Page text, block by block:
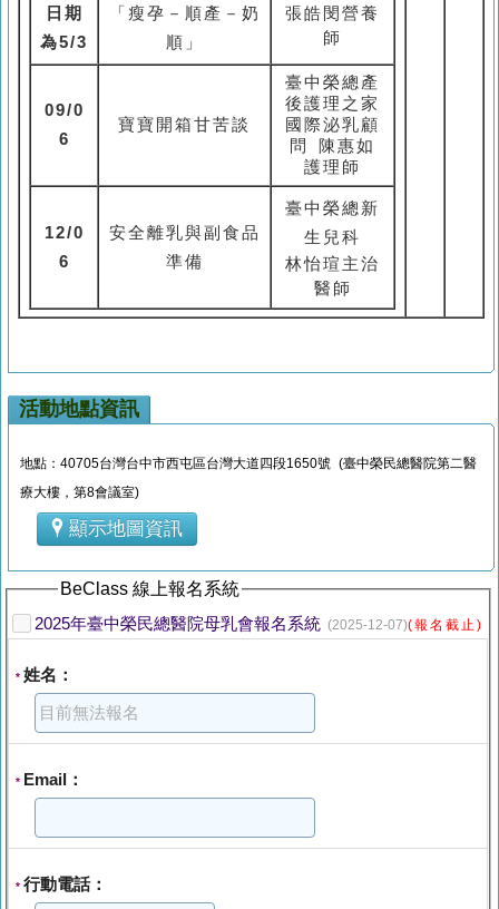
日期
為5/3
「瘦孕－順產－奶
順」
張皓閔營養
師
09/0
6
寶寶開箱甘苦談
臺中榮總產
後護理之家
國際泌乳顧
問 陳惠如
護理師
12/0
6
安全離乳與副食品
準備
臺中榮總新
生兒科
林怡瑄主治
醫師
活動地點資訊
地點：40705台灣台中市西屯區台灣大道四段1650號 (臺中榮民總醫院第二醫
療大樓，第8會議室)
顯示地圖資訊
BeClass 線上報名系統
2025年臺中榮民總醫院母乳會報名系統 (2025-12-07)(報名截止)
* 姓名：
* Email：
* 行動電話：